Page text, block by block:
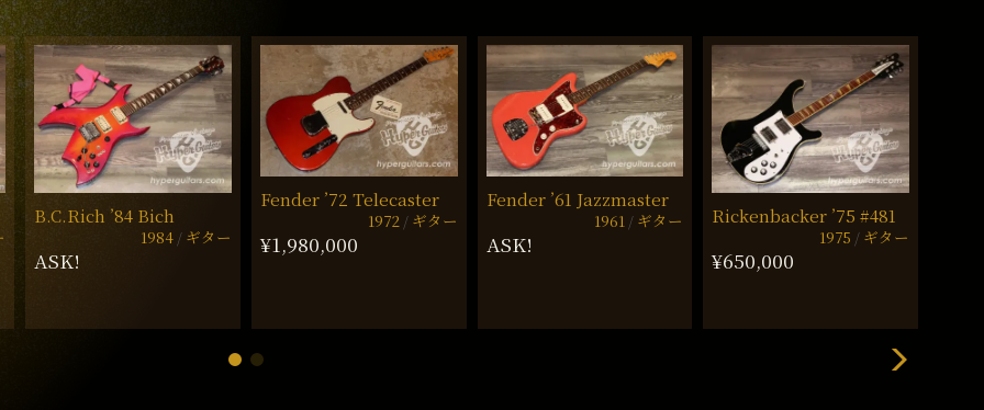
B.C.Rich ’84 Bich
1984 ギター
ASK!
Fender ’72 Telecaster
1972 ギター
¥1,980,000
Fender ’61 Jazzmaster
1961 ギター
ASK!
Rickenbacker ’75 #481
1975 ギター
¥650,000